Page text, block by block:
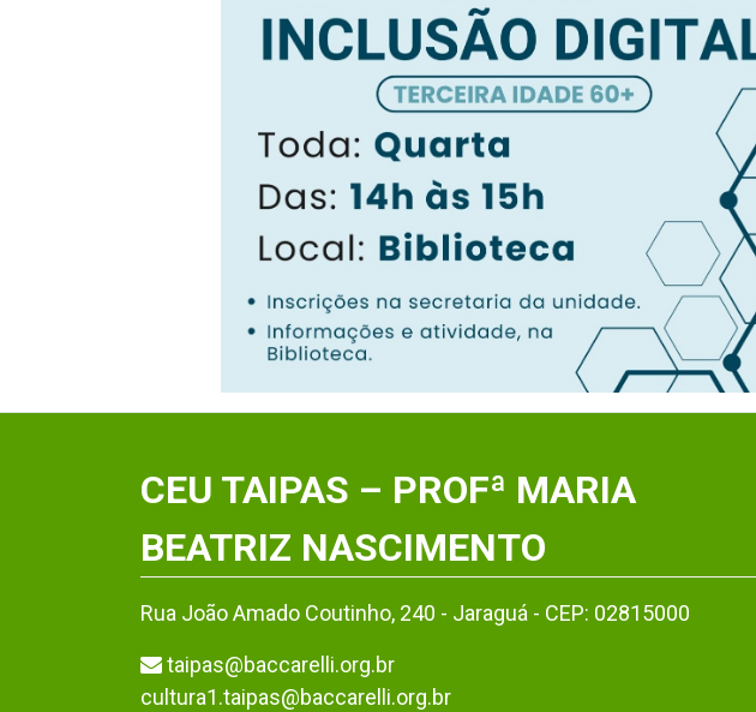
CEU TAIPAS – PROFª MARIA
BEATRIZ NASCIMENTO
Rua João Amado Coutinho, 240 - Jaraguá - CEP: 02815000
taipas@baccarelli.org.br
cultura1.taipas@baccarelli.org.br